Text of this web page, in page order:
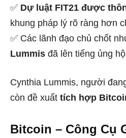
✅ Dự luật FIT21 được
khung pháp lý rõ ràng hơn
✅ Các lãnh đạo chủ chốt
Lummis đã lên tiếng ủng
Cynthia Lummis, người
còn đề xuất tích hợp
Bitcoin – Công Cụ